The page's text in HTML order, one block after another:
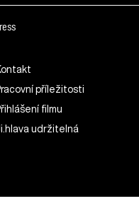
příležitosti
filmu
udržitelná